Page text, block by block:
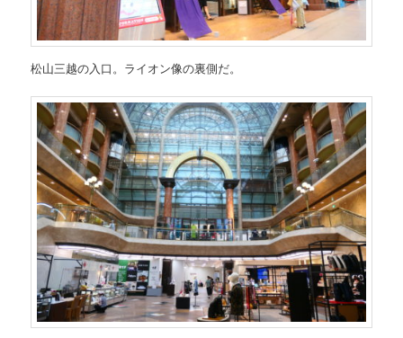
松山三越の入口。ライオン像の裏側だ。